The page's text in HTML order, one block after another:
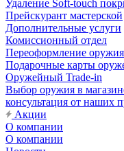
Удаление Soft-touch
Прейскурант мастерской
Дополнительные услуги
Комиссионный отдел
Переоформление оружия
Подарочные карты
Оружейный Trade-in
Выбор оружия в
консультация от наших
Акции
О компании
О компании